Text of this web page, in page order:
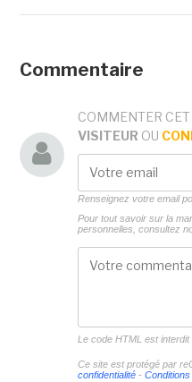
Commentaire
COMMENTER
VISITEUR OU
Renseignez votre email
Pour tout savoir sur la
personnelles, consultez
Le code HTML est
Ce site est protégé par
confidentialité-